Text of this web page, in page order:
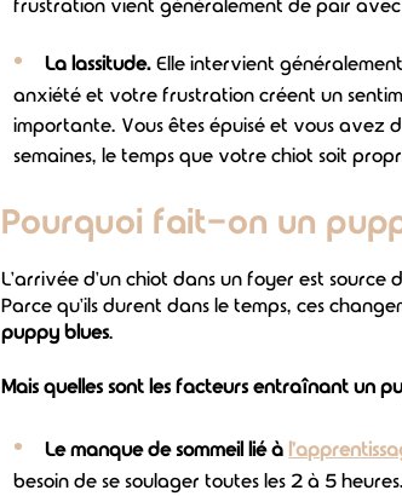
frustration vient généralement de pair avec
La lassitude. Elle intervient
anxiété et votre frustration créent un
importante. Vous êtes épuisé et vous avez
semaines, le temps que votre chiot soit
Pourquoi fait-on un
L'arrivée d'un chiot dans un foyer est source
Parce qu'ils durent dans le temps, ces
puppy blues.
Mais quelles sont les facteurs entraînant un
Le manque de sommeil lié à
besoin de se soulager toutes les 2 à 5